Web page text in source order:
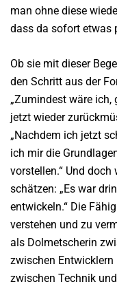
man ohne diese
dass da sofort etwas
Ob sie mit dieser
den Schritt aus der
„Zumindest wäre
jetzt wieder
„Nachdem ich jetzt
ich mir die
vorstellen.“ Und
schätzen: „Es war
entwickeln.“ Die
verstehen und zu
als Dolmetscherin
zwischen
zwischen Technik und